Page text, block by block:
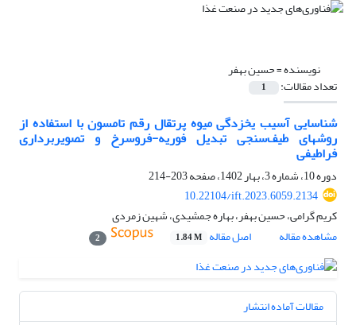
نویسنده =حسین بهفر
تعداد مقالات: 1
شناسایی آسیب یخ‏زدگی میوه پرتقال رقم تامسون با استفاده از
روش‏های طیف‌سنجی تبدیل فوریه-فروسرخ و تصویربرداری
فراطیفی
دوره 10، شماره 3، بهار 1402، صفحه
203-214
10.22104/ift.2023.6059.2134
کریم گرامی، حسین بهفر، بهاره جمشیدی، شهین زمردی
مشاهده مقاله
اصل مقاله 1.84 M
2
مقالات آماده انتشار